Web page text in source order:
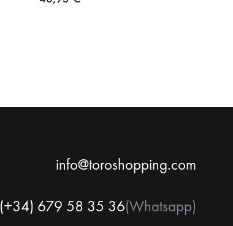
info@toroshopping.com
(+34) 679 58 35 36(Whatsapp)